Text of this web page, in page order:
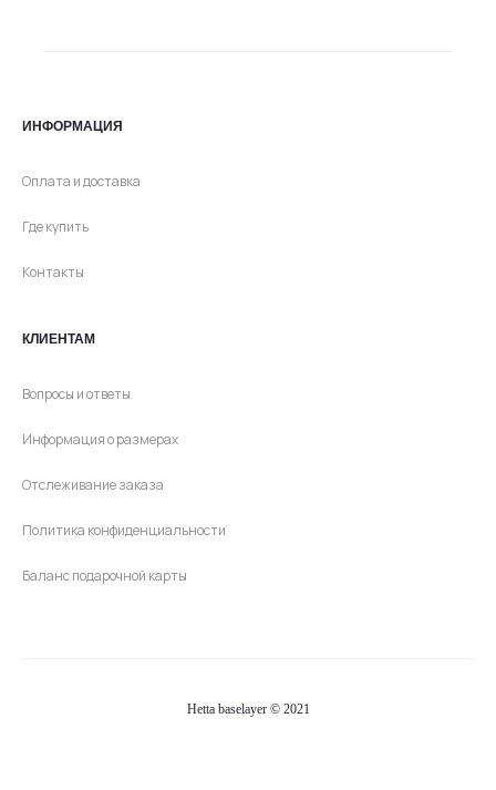
ИНФОРМАЦИЯ
Оплата и доставка
Где купить
Контакты
КЛИЕНТАМ
Вопросы и ответы
Информация о размерах
Отслеживание заказа
Политика конфиденциальности
Баланс подарочной карты
Hetta baselayer © 2021